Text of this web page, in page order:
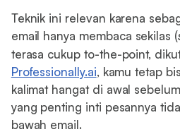
Teknik ini relevan karena
email hanya membaca sekilas (
terasa cukup to-the-point,
Professionally.ai, kamu tetap
kalimat hangat di awal
yang penting inti pesannya
bawah email.